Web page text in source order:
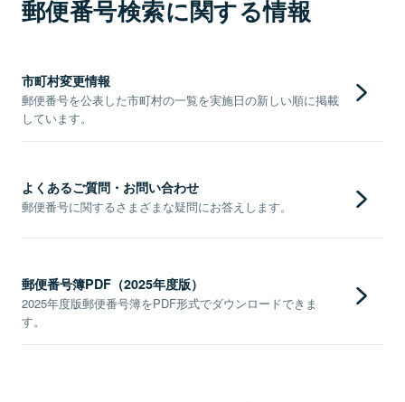
郵便番号検索に関する情報
市町村変更情報
郵便番号を公表した市町村の一覧を実施日の新しい順に掲載
しています。
よくあるご質問・お問い合わせ
郵便番号に関するさまざまな疑問にお答えします。
郵便番号簿PDF（2025年度版）
2025年度版郵便番号簿をPDF形式でダウンロードできま
す。